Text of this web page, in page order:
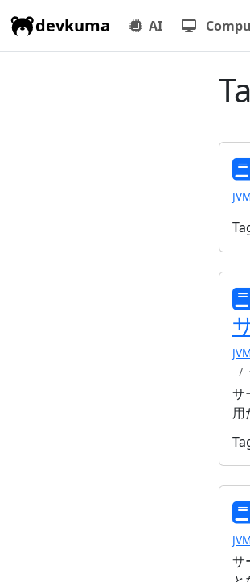
devkuma AI
サ
用
サ